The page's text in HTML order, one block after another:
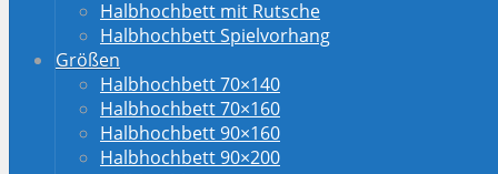
Halbhochbett mit Rutsche
Halbhochbett Spielvorhang
Größen
Halbhochbett 70×140
Halbhochbett 70×160
Halbhochbett 90×160
Halbhochbett 90×200